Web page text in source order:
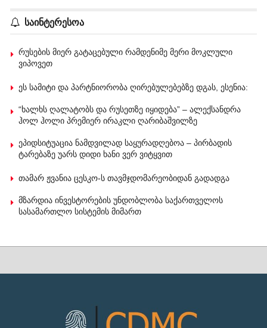
საინტერესოა
რუსების მიერ გატაცებული რამდენიმე მერი მოკლული
ვიპოვეთ
ეს სამიტი და პარტნიორობა ღირებულებებზე დგას, ესენია:
“ხალხს ღალატობს და რუსეთზე იყიდება” – ალექსანდრა
ჰოლ ჰოლი პრემიერ ირაკლი ღარიბაშვილზე
ეპიდსიტუაცია ნამდვილად საყურადღებოა – პირბადის
ტარებაზე უარს დიდი ხანი ვერ ვიტყვით
თამარ ჟვანია ცესკო-ს თავმჯდომარეობიდან გადადგა
მზარდია ინვესტორების უნდობლობა საქართველოს
სასამართლო სისტემის მიმართ